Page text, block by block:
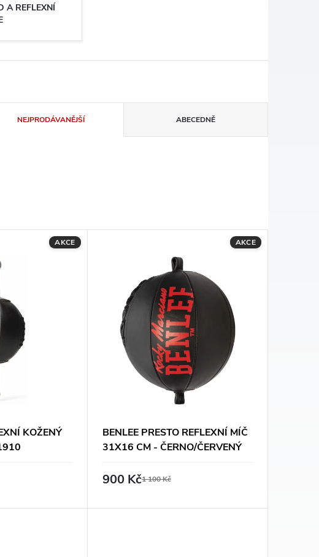
A REFLEXNÍ
NEJPRODÁVANĚJŠÍ ABECEDNĚ
AKCE
KOŽENÝ
AKCE
BENLEE PRESTO REFLEXNÍ MÍČ
31X16 CM - ČERNO/ČERVENÝ
900 Kč1 100 Kč